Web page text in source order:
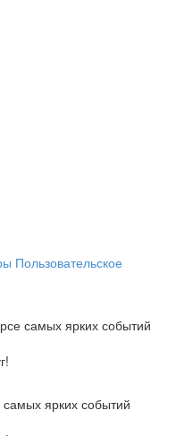
Пользовательское
самых ярких событий
ярких событий